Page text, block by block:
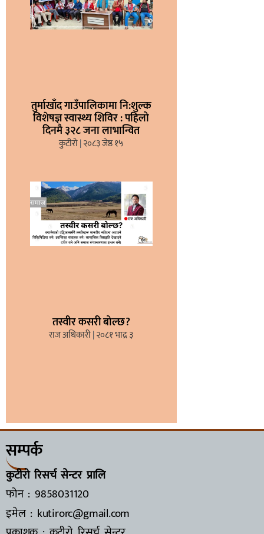
तुर्माखाँद गाउँपालिकामा नि:शुल्क
विशेषज्ञ स्वास्थ्य शिविर : पहिलो
दिनमै ३२८ जना लाभान्वित
कुटीरो २०८३ जेष्ठ १५
तस्वीर कसरी बोल्छ?
राज अधिकारी २०८१ भाद्र ३
सम्पर्क
कुटीरो रिसर्च सेन्टर प्रालि
फोन : 9858031120
इमेल : kutirorc@gmail.com